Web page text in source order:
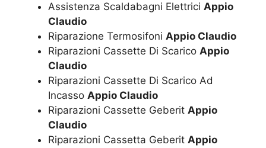
Assistenza Scaldabagni Elettrici Appio
Claudio
Riparazione Termosifoni Appio Claudio
Riparazioni Cassette Di Scarico Appio
Claudio
Riparazioni Cassette Di Scarico Ad
Incasso Appio Claudio
Riparazioni Cassette Geberit Appio
Claudio
Riparazioni Cassetta Geberit Appio